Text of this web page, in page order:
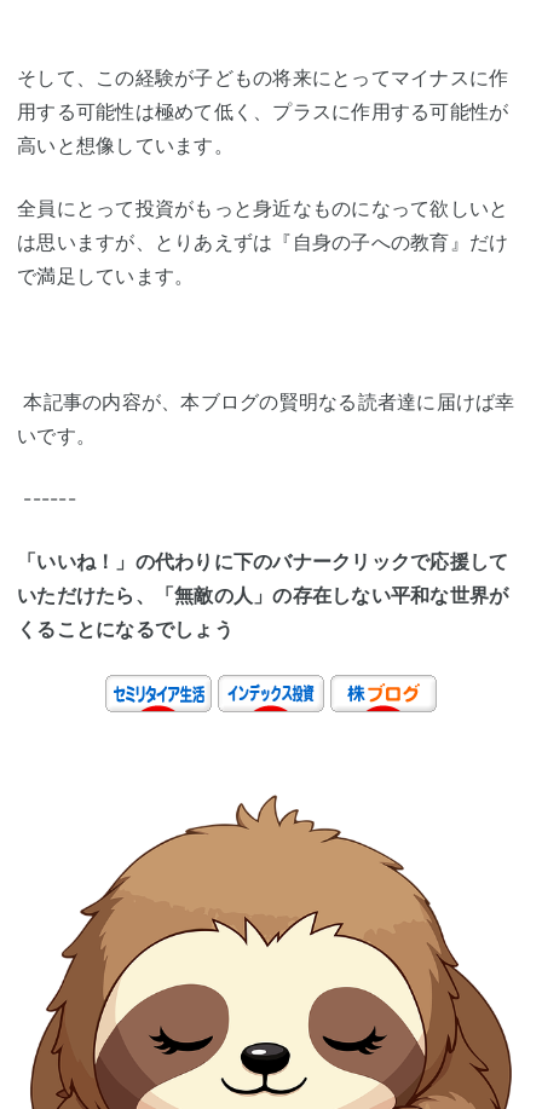
そして、この経験が子どもの将来にとってマイナスに作
用する可能性は極めて低く、プラスに作用する可能性が
高いと想像しています。
全員にとって投資がもっと身近なものになって欲しいと
は思いますが、とりあえずは『自身の子への教育』だけ
で満足しています。
本記事の内容が、本ブログの賢明なる読者達に届けば幸
いです。
------
「いいね！」の代わりに下のバナークリックで応援して
いただけたら、「無敵の人」の存在しない平和な世界が
くることになるでしょう